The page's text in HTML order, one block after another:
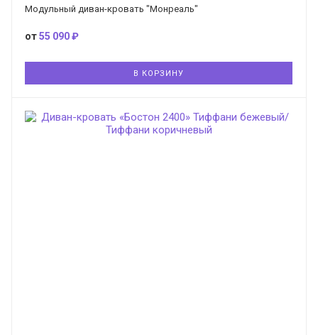
Модульный диван-кровать "Монреаль"
от55 090 ₽
В КОРЗИНУ